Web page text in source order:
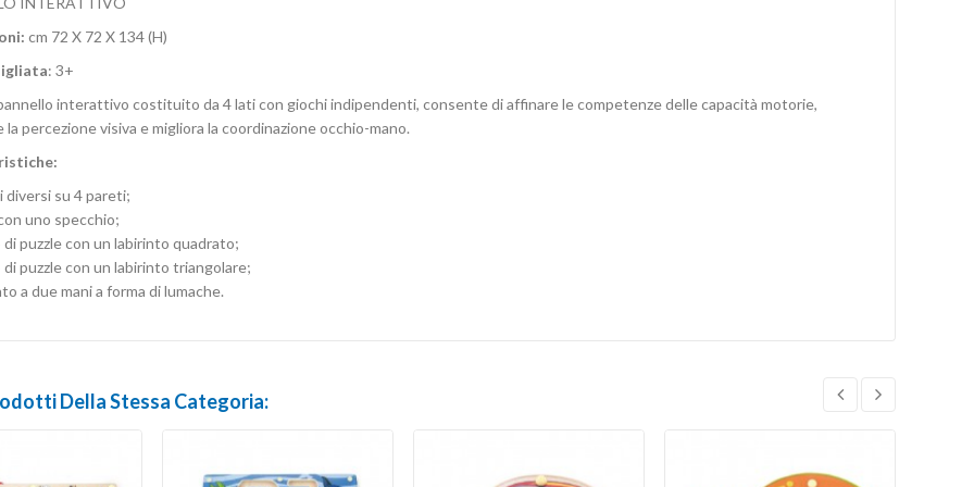
cm 72 X 72 X 134 (H)
: 3+
interattivo costituito da 4 lati con giochi indipendenti, consente di affinare le competenze delle capacità motorie,
la percezione visiva e migliora la coordinazione occhio-mano.
diversi su 4 pareti;
uno specchio;
di puzzle con un labirinto quadrato;
di puzzle con un labirinto triangolare;
a due mani a forma di lumache.
Della Stessa Categoria: